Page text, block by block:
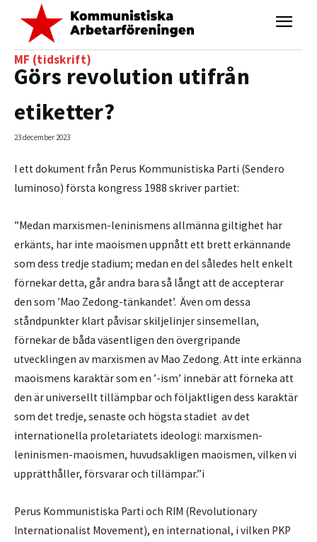
MF (tidskrift)
Görs revolution utifrån
etiketter?
23 december 2023
I ett dokument från Perus Kommunistiska Parti (Sendero
luminoso) första kongress 1988 skriver partiet:
”Medan marxismen-leninismens allmänna giltighet har
erkänts, har inte maoismen uppnått ett brett erkännande
som dess tredje stadium; medan en del således helt enkelt
förnekar detta, går andra bara så långt att de accepterar
den som ’Mao Zedong-tänkandet’. Även om dessa
ståndpunkter klart påvisar skiljelinjer sinsemellan,
förnekar de båda väsentligen den övergripande
utvecklingen av marxismen av Mao Zedong. Att inte erkänna
maoismens karaktär som en ’-ism’ innebär att förneka att
den är universellt tillämpbar och följaktligen dess karaktär
som det tredje, senaste och högsta stadiet av det
internationella proletariatets ideologi: marxismen-
leninismen-maoismen, huvudsakligen maoismen, vilken vi
upprätthåller, försvarar och tillämpar.”i
Perus Kommunistiska Parti och RIM (Revolutionary
Internationalist Movement), en international, i vilken PKP